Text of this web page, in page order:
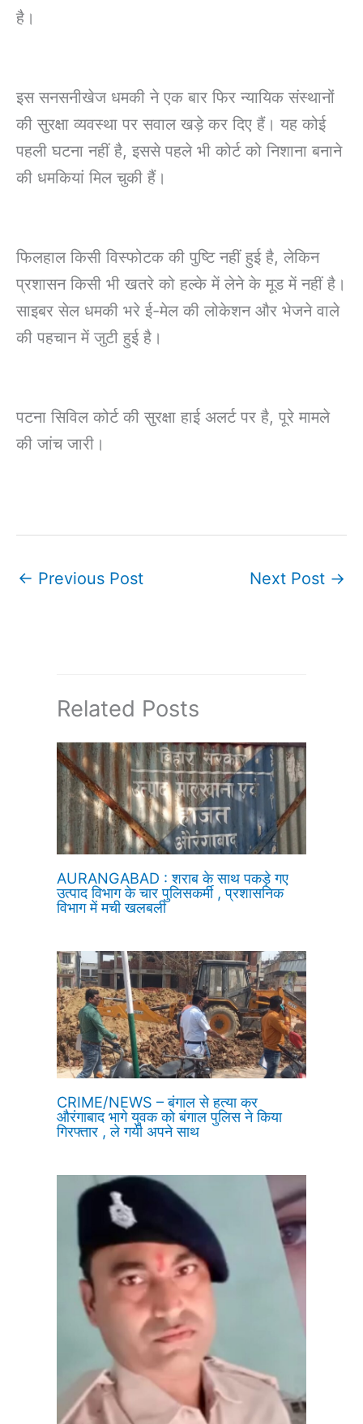
है।
इस सनसनीखेज धमकी ने एक बार फिर न्यायिक संस्थानों
की सुरक्षा व्यवस्था पर सवाल खड़े कर दिए हैं। यह कोई
पहली घटना नहीं है, इससे पहले भी कोर्ट को निशाना बनाने
की धमकियां मिल चुकी हैं।
फिलहाल किसी विस्फोटक की पुष्टि नहीं हुई है, लेकिन
प्रशासन किसी भी खतरे को हल्के में लेने के मूड में नहीं है।
साइबर सेल धमकी भरे ई-मेल की लोकेशन और भेजने वाले
की पहचान में जुटी हुई है।
पटना सिविल कोर्ट की सुरक्षा हाई अलर्ट पर है, पूरे मामले
की जांच जारी।
← Previous Post Next Post →
Related Posts
AURANGABAD : शराब के साथ पकड़े गए
उत्पाद विभाग के चार पुलिसकर्मी , प्रशासनिक
विभाग में मची खलबली
CRIME/NEWS – बंगाल से हत्या कर
औरंगाबाद भागे युवक को बंगाल पुलिस ने किया
गिरफ्तार , ले गयी अपने साथ